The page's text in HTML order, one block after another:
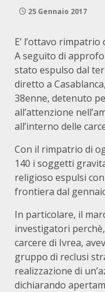
25 Gennaio 2017
E’ l’ottavo rimpatrio
A seguito di
stato espulso dal
diretto a
38enne, detenuto
all’attenzione
all’interno delle
Con il rimpatrio di
140 i soggetti
religioso espulsi
frontiera dal
In particolare, il
investigatori
carcere di Ivrea,
gruppo di reclusi
realizzazione di
dichiarando